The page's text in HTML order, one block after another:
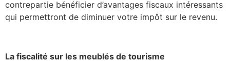
contrepartie bénéficier d’avantages fiscaux intéressants
qui permettront de diminuer votre impôt sur le revenu.
La fiscalité sur les meublés de tourisme